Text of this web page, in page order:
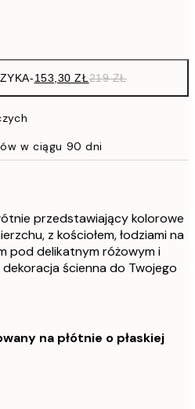
-153,30 ZŁ219 ZŁ
w ciągu 90 dni
przedstawiający kolorowe
z kościołem, łodziami na
pod delikatnym różowym i
ścienna do Twojego
na płótnie o płaskiej